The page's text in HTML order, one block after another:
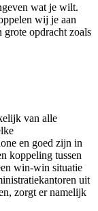
wat je wilt.
wij je aan
opdracht zoals
van alle
en goed zijn in
koppeling tussen
win-win situatie
uit
zorgt er namelijk